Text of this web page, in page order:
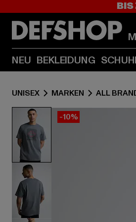
BIS
NEU BEKLEIDUNG
UNISEX MARKEN ALL
-10%